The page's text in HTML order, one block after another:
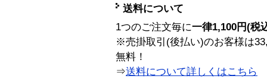
送料について
1つのご注文毎に一律1,100円(税
※売掛取引(後払い)のお客様は
無料！
⇒送料について詳しくはこちら